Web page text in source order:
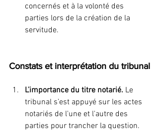
concernés et à la volonté des
parties lors de la création de la
servitude.
Constats et interprétation du tribunal
L’importance du titre notarié. Le
tribunal s’est appuyé sur les actes
notariés de l'une et l'autre des
parties pour trancher la question.